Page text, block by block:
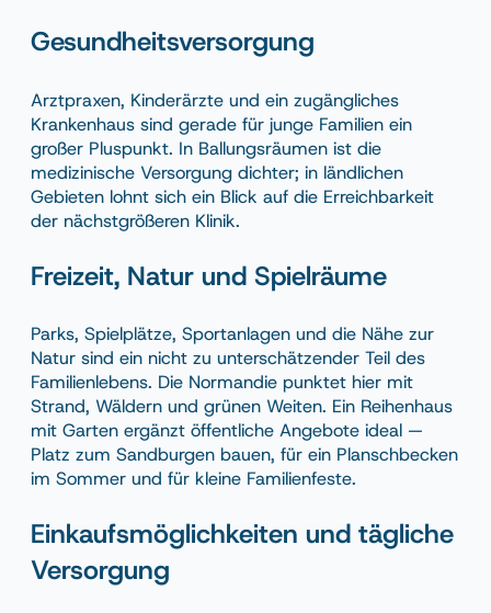
Gesundheitsversorgung
Arztpraxen, Kinderärzte und ein zugängliches
Krankenhaus sind gerade für junge Familien ein
großer Pluspunkt. In Ballungsräumen ist die
medizinische Versorgung dichter; in ländlichen
Gebieten lohnt sich ein Blick auf die Erreichbarkeit
der nächstgrößeren Klinik.
Freizeit, Natur und Spielräume
Parks, Spielplätze, Sportanlagen und die Nähe zur
Natur sind ein nicht zu unterschätzender Teil des
Familienlebens. Die Normandie punktet hier mit
Strand, Wäldern und grünen Weiten. Ein Reihenhaus
mit Garten ergänzt öffentliche Angebote ideal —
Platz zum Sandburgen bauen, für ein Planschbecken
im Sommer und für kleine Familienfeste.
Einkaufsmöglichkeiten und tägliche
Versorgung